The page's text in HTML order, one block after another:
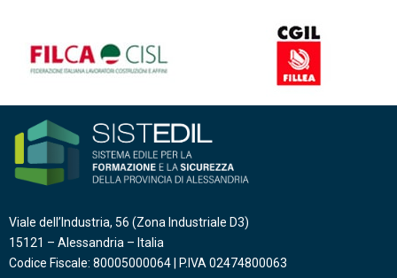
Viale dell’Industria, 56 (Zona Industriale D3)
15121 – Alessandria – Italia
Codice Fiscale: 80005000064 | P.IVA 02474800063